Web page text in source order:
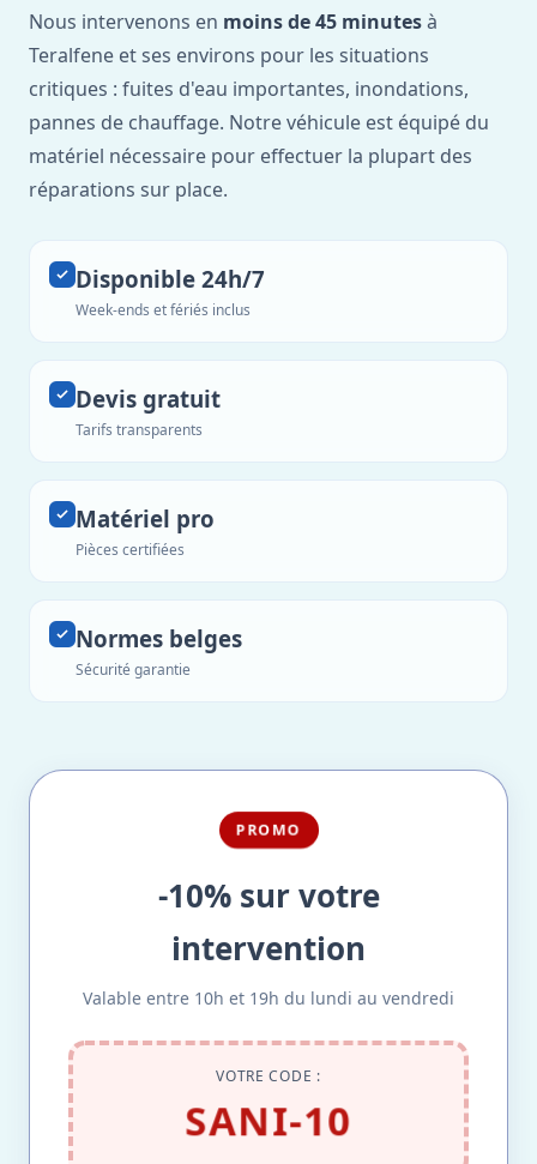
Nous intervenons en moins de 45 minutesà
Teralfene et ses environs pour les situations
critiques : fuites d'eau importantes, inondations,
pannes de chauffage. Notre véhicule est équipé du
matériel nécessaire pour effectuer la plupart des
réparations sur place.
Disponible 24h/7
Week-ends et fériés inclus
Devis gratuit
Tarifs transparents
Matériel pro
Pièces certifiées
Normes belges
Sécurité garantie
PROMO
-10% sur votre
intervention
Valable entre 10h et 19h du lundi au vendredi
VOTRE CODE :
SANI-10